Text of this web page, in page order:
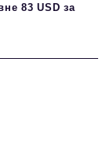
83 USD за